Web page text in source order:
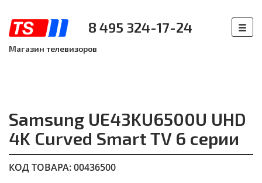
8 495 324-17-24
Магазин телевизоров
Samsung UE43KU6500U UHD
4K Curved Smart TV 6 серии
КОД ТОВАРА: 00436500